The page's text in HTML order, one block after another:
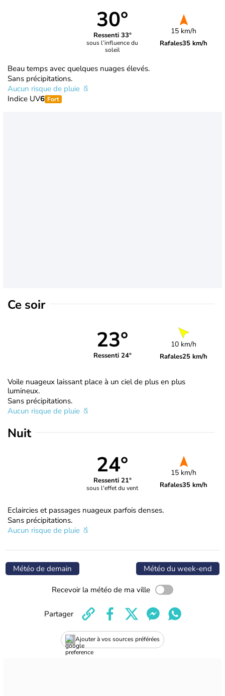
30°
Ressenti 33°
sous l’influence du
soleil
15 km/h
Rafales35 km/h
Beau temps avec quelques nuages élevés.
Sans précipitations.
Aucun risque de pluie
Indice UV6 Fort
Ce soir
23°
Ressenti 24°
10 km/h
Rafales25 km/h
Voile nuageux laissant place à un ciel de plus en plus
lumineux.
Sans précipitations.
Aucun risque de pluie
Nuit
24°
Ressenti 21°
sous l'effet du vent
15 km/h
Rafales35 km/h
Eclaircies et passages nuageux parfois denses.
Sans précipitations.
Aucun risque de pluie
Météo de demain Météo du week-end
Recevoir la météo de ma ville
Ajouter à vos sources préférées
Partager